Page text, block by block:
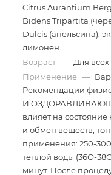
Citrus Aurantium
Bidens Tripartita
Dulcis (апельсина),
лимонен
Возраст — Для всех
Применение —
Рекомендации
И
влияет на
и обмен веществ,
применения: 250-300
теплой воды (36О-
минут. После